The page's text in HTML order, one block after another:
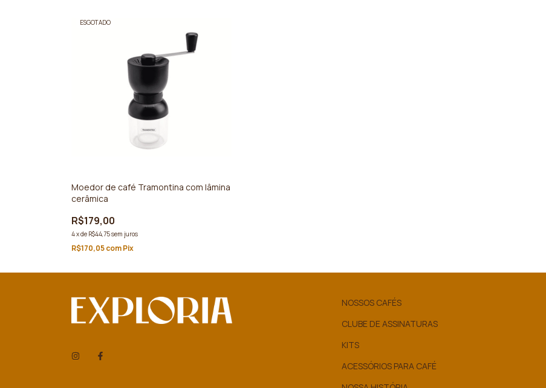
ESGOTADO
Moedor de café Tramontina com lâmina
cerâmica
R$179,00
4xde R$44,75sem juros
R$170,05comPix
NOSSOS CAFÉS
CLUBE DE ASSINATURAS
KITS
ACESSÓRIOS PARA CAFÉ